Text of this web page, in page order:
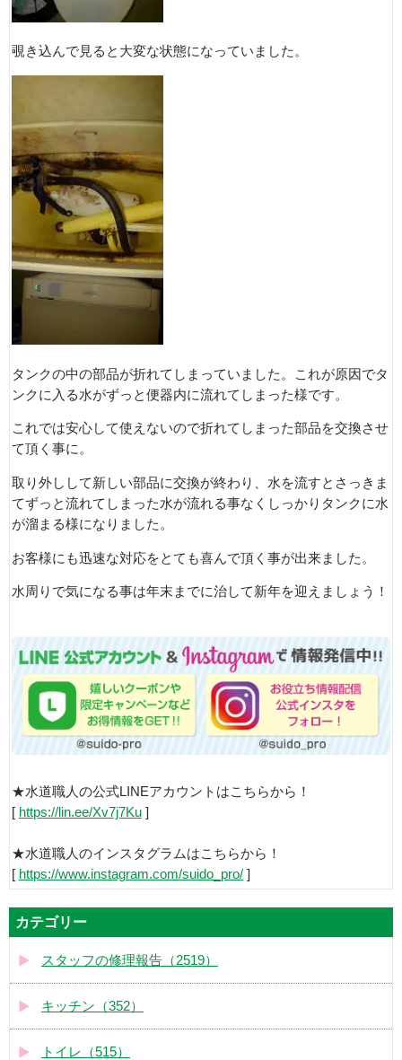
覗き込んで見ると大変な状態になっていました。
タンクの中の部品が折れてしまっていました。これが原因でタ
ンクに入る水がずっと便器内に流れてしまった様です。
これでは安心して使えないので折れてしまった部品を交換させ
て頂く事に。
取り外しして新しい部品に交換が終わり、水を流すとさっきま
てずっと流れてしまった水が流れる事なくしっかりタンクに水
が溜まる様になりました。
お客様にも迅速な対応をとても喜んで頂く事が出来ました。
水周りで気になる事は年末までに治して新年を迎えましょう！
★水道職人の公式LINEアカウントはこちらから！
[ https://lin.ee/Xv7j7Ku ]
★水道職人のインスタグラムはこちらから！
[ https://www.instagram.com/suido_pro/ ]
カテゴリー
スタッフの修理報告（2519）
キッチン（352）
トイレ（515）